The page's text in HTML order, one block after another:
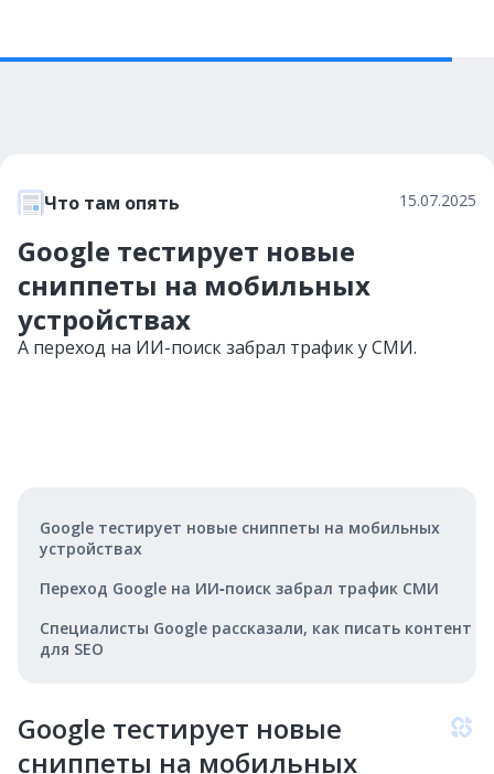
Что там опять 15.07.2025
Google тестирует новые
сниппеты на мобильных
устройствах
А переход на ИИ-поиск забрал трафик у СМИ.
Google тестирует новые сниппеты на мобильных
устройствах
Переход Google на ИИ‑поиск забрал трафик СМИ
Специалисты Google рассказали, как писать контент
для SEO
Google тестирует новые
сниппеты на мобильных